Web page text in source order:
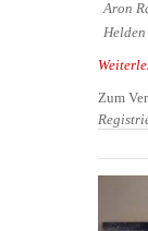
Aron
Helden
Zum